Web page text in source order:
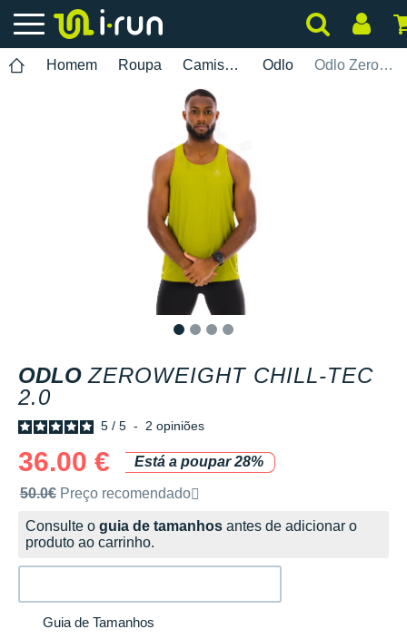
Homem Roupa Camisolas Sem Mangas Odlo Odlo Zeroweight Chill-Tec 2.0
ODLO ZEROWEIGHT CHILL-TEC
2.0
5 / 5 - 2 opiniões
36.00 €
Está a poupar 28%
Preço de venda recomendado pela marca
50.0€ Preço recomendado
Consulte o guia de tamanhos antes de adicionar o
produto ao carrinho.
Guia de Tamanhos